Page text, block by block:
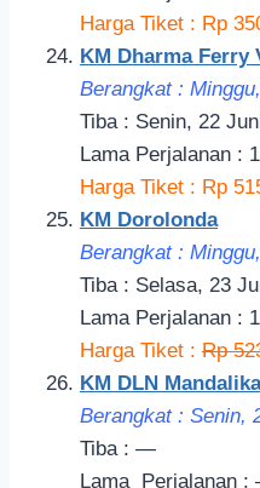
Harga Tiket : Rp
KM Dharma Ferry
Berangkat :
Tiba : Senin, 22
Lama Perjalanan :
Harga Tiket : Rp
KM Dorolonda
Berangkat :
Tiba : Selasa, 23
Lama Perjalanan :
Harga Tiket : Rp
KM DLN Mandalika
Berangkat : Senin,
Tiba : —
Lama Perjalanan :